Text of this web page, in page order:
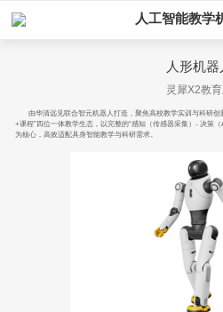
人工智能教学
人形机器
灵犀X2教
由华清远见联合智元机器人打造，聚焦高校教学实训与科研
+课程”四位一体教学生态，以完整的“感知（传感器采集）- 决策
为核心，高效适配具身智能教学与科研需求。